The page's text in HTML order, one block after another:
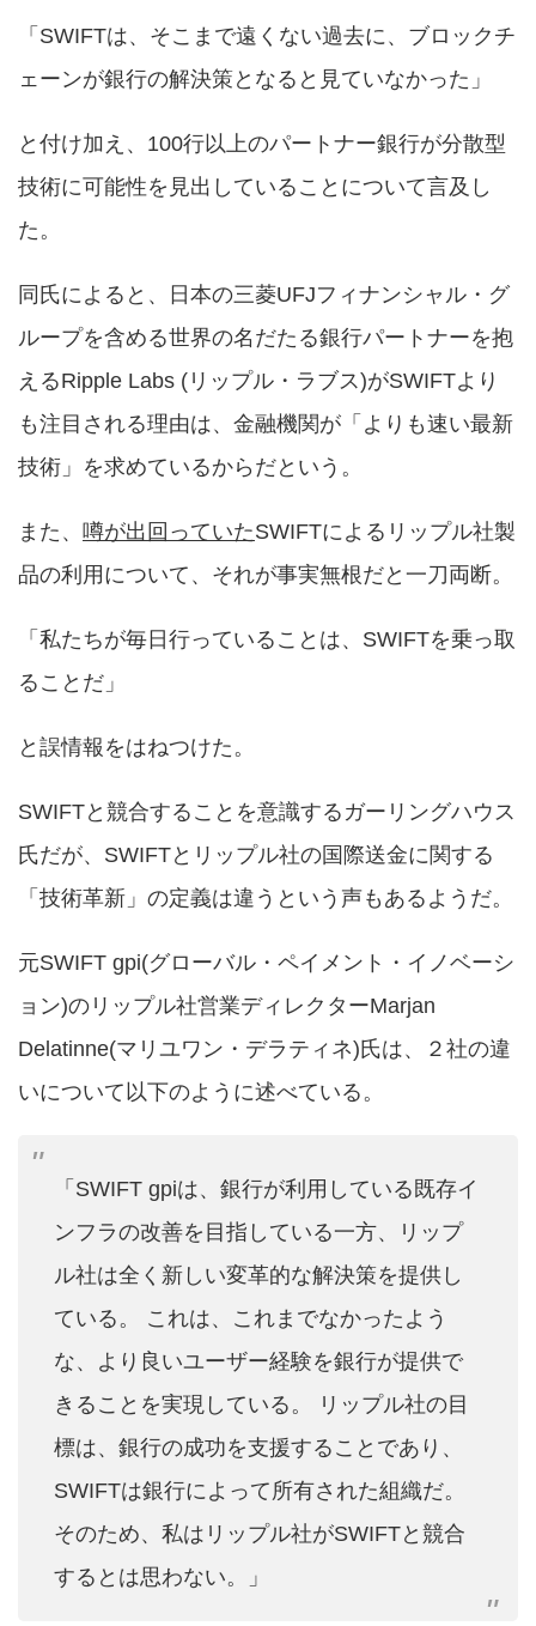
「SWIFTは、そこまで遠くない過去に、ブロックチ
ェーンが銀行の解決策となると見ていなかった」
と付け加え、100行以上のパートナー銀行が分散型
技術に可能性を見出していることについて言及し
た。
同氏によると、日本の三菱UFJフィナンシャル・グ
ループを含める世界の名だたる銀行パートナーを抱
えるRipple Labs (リップル・ラブス)がSWIFTより
も注目される理由は、金融機関が「よりも速い最新
技術」を求めているからだという。
また、 噂が出回っていたSWIFTによるリップル社製
品の利用について、それが事実無根だと一刀両断。
「私たちが毎日行っていることは、SWIFTを乗っ取
ることだ」
と誤情報をはねつけた。
SWIFTと競合することを意識するガーリングハウス
氏だが、SWIFTとリップル社の国際送金に関する
「技術革新」の定義は違うという声もあるようだ。
元SWIFT gpi(グローバル・ペイメント・イノベーシ
ョン)のリップル社営業ディレクターMarjan
Delatinne(マリユワン・デラティネ)氏は、２社の違
いについて以下のように述べている。
「SWIFT gpiは、銀行が利用している既存イ
ンフラの改善を目指している一方、リップ
ル社は全く新しい変革的な解決策を提供し
ている。 これは、これまでなかったよう
な、より良いユーザー経験を銀行が提供で
きることを実現している。 リップル社の目
標は、銀行の成功を支援することであり、
SWIFTは銀行によって所有された組織だ。
そのため、私はリップル社がSWIFTと競合
するとは思わない。」